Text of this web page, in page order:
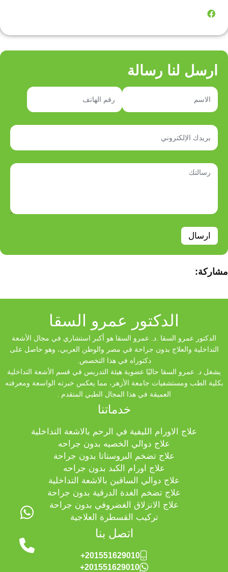
ارسل لنا رسالة
ارسال
مشاركة:
الدكتور عمرو السقا
الدكتور عمرو السقا .د. عمرو السقا هو أكبر استشاري في مجال الأشعة
التداخلية والعلاج بدون جراحة في مصر والوطن العربي، وهو حاصل على
دكتوراه في هذا التخصص.
يشغل د. عمرو السقا حاليًا عضوية هيئة التدريس في قسم الأشعة التداخلية
بكلية الطب ومستشفيات جامعة الأزهر، مما يعكس خبرته الواسعة ومعرفته
العميقة في هذا المجال الطبي المتقدم .
خدماتنا
علاج الاورام الليفية في الرحم بالاشعة التداخلية
علاج دوالي الخصيه بدون جراحه
علاج تضخم البروستاتا بدون جراحة
علاج اورام الكبد بدون جراحه
علاج دوالي الساقين بالاشعة التداخلية
علاج تضخم الغدة الدرقية بدون جراحة
علاج الانزلاق الغضروفي بدون جراحة
تركيب القسطرة العلاجية
اتصل بنا
+201551629010
+201551629010